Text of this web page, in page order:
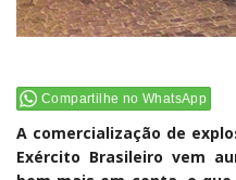
Compartilhe no WhatsApp
A comercialização de
Exército Brasileiro vem